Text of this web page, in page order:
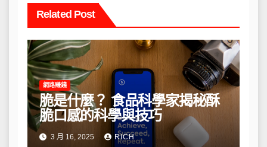
Related Post
網路賺錢
脆是什麼？ 食品科學家揭秘酥
脆口感的科學與技巧
3 月 16, 2025 RICH